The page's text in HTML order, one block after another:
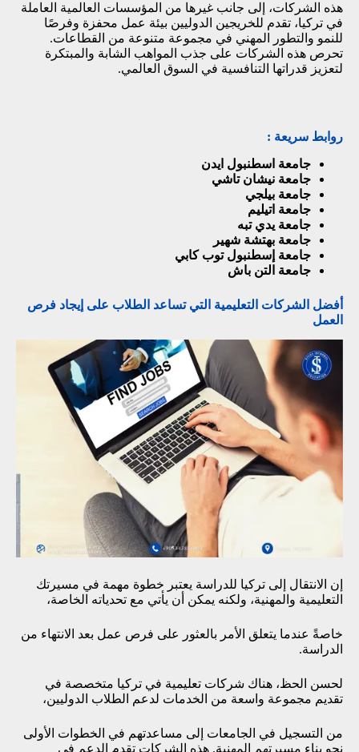
هذه الشركات، إلى جانب غيرها من المؤسسات العالمية العاملة
في تركيا، تقدم للخريجين الدوليين بيئة عمل محفزة وفرصًا
للنمو والتطور المهني في مجموعة متنوعة من القطاعات.
تحرص هذه الشركات على جذب المواهب الشابة والمبتكرة
لتعزيز قدراتها التنافسية في السوق العالمي.
روابط سريعة :
جامعة اسطنبول ايدن
جامعة نيشان تاشي
جامعة بيلجي
جامعة اتيليم
جامعة يدي تبه
جامعة بهتشة شهير
جامعة إسطنبول توب كابي
جامعة التن باش
أفضل الشركات التعليمية التي تساعد الطلاب على إيجاد فرص
العمل
إن الانتقال إلى تركيا للدراسة يعتبر خطوة مهمة في مسيرتك
التعليمية والمهنية، ولكنه يمكن أن يأتي مع تحدياته الخاصة،
خاصةً عندما يتعلق الأمر بالعثور على فرص عمل بعد الانتهاء من
الدراسة.
لحسن الحظ، هناك شركات تعليمية في تركيا متخصصة في
تقديم مجموعة واسعة من الخدمات لدعم الطلاب الدوليين،
من التسجيل في الجامعات إلى مساعدتهم في الخطوات الأولى
نحو بناء مسيرتهم المهنية. هذه الشركات تقدم الدعم في